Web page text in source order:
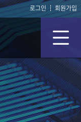
로그인 회원가입